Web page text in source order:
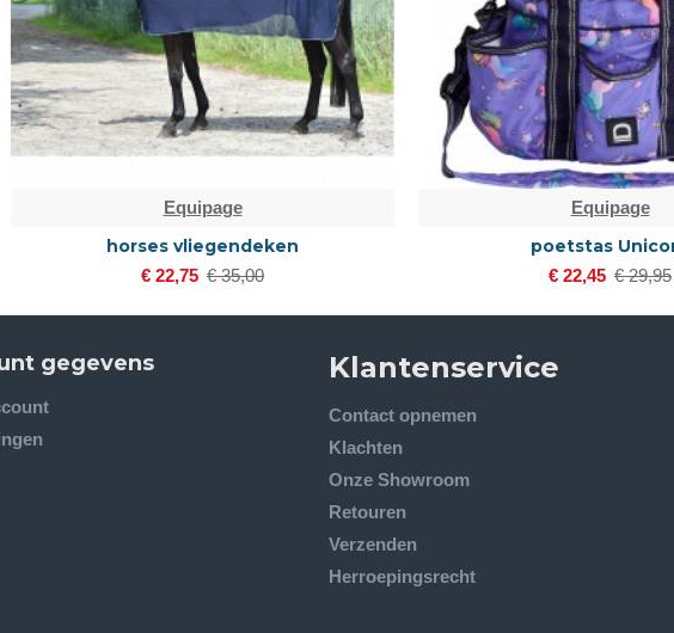
Equipage
horses vliegendeken
€ 22,75 € 35,00
Equipage
poetstas
€ 22,45 € 29,95
gegevens Klantenservice
Contact opnemen
Klachten
Onze Showroom
Retouren
Verzenden
Herroepingsrecht